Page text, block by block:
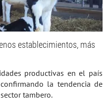
establecimientos, más
productivas en el país
la tendencia de
tambero.